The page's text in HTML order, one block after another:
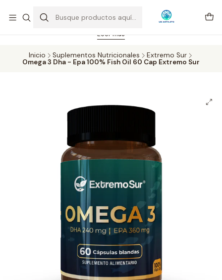
Feriado 21-05-2026 atención hasta las 14 hrs. Envío GRATIS mismo
día solo área Metropolitana Santiago por compras desde CLP 39.900.
Pedidos hasta 16 hrs., sábados y domingos hasta 14 hrs.
Leer más
Inicio Suplementos Nutricionales
Extremo Sur
Omega 3 Dha - Epa 100% Fish Oil 60 Cap Extremo Sur